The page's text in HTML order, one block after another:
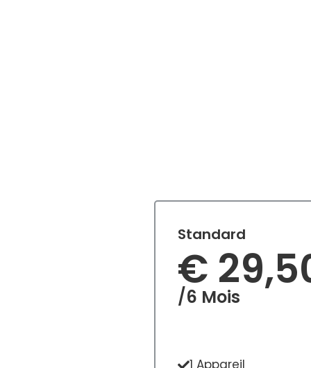
Standard
€
/6 Mois
1 Appareil